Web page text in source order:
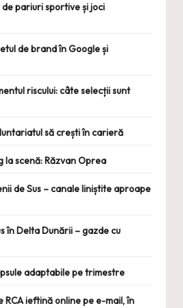
pariuri sportive și joci
de brand în Google și
riscului: câte selecții sunt
să crești în carieră
la scenă: Răzvan Oprea
de Sus – canale liniștite aproape
în Delta Dunării – gazde cu
adaptabile pe trimestre
RCA ieftină online pe e-mail, în